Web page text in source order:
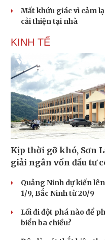
Mất khứu giác vì cảm
cải thiện tại nhà
KINH TẾ
Kịp thời gỡ khó, Sơn
giải ngân vốn đầu tư
Quảng Ninh dự kiến
1/9, Bắc Ninh từ 20/9
Lối đi đột phá nào để
biển ba chiều?